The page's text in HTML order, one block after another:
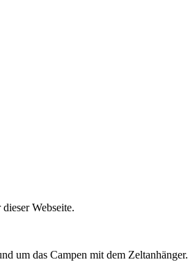
Webseite.
um das Campen mit dem Zeltanhänger.